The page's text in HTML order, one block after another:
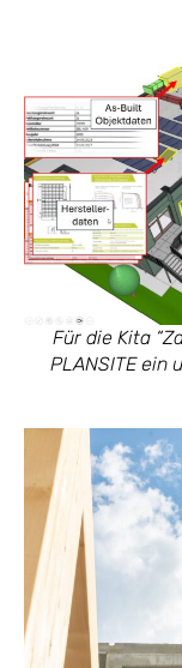
Für die Kita
PLANSITE ein